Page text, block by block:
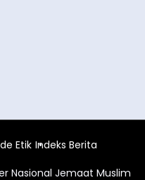
Etik Indeks Berita
Nasional Jemaat Muslim